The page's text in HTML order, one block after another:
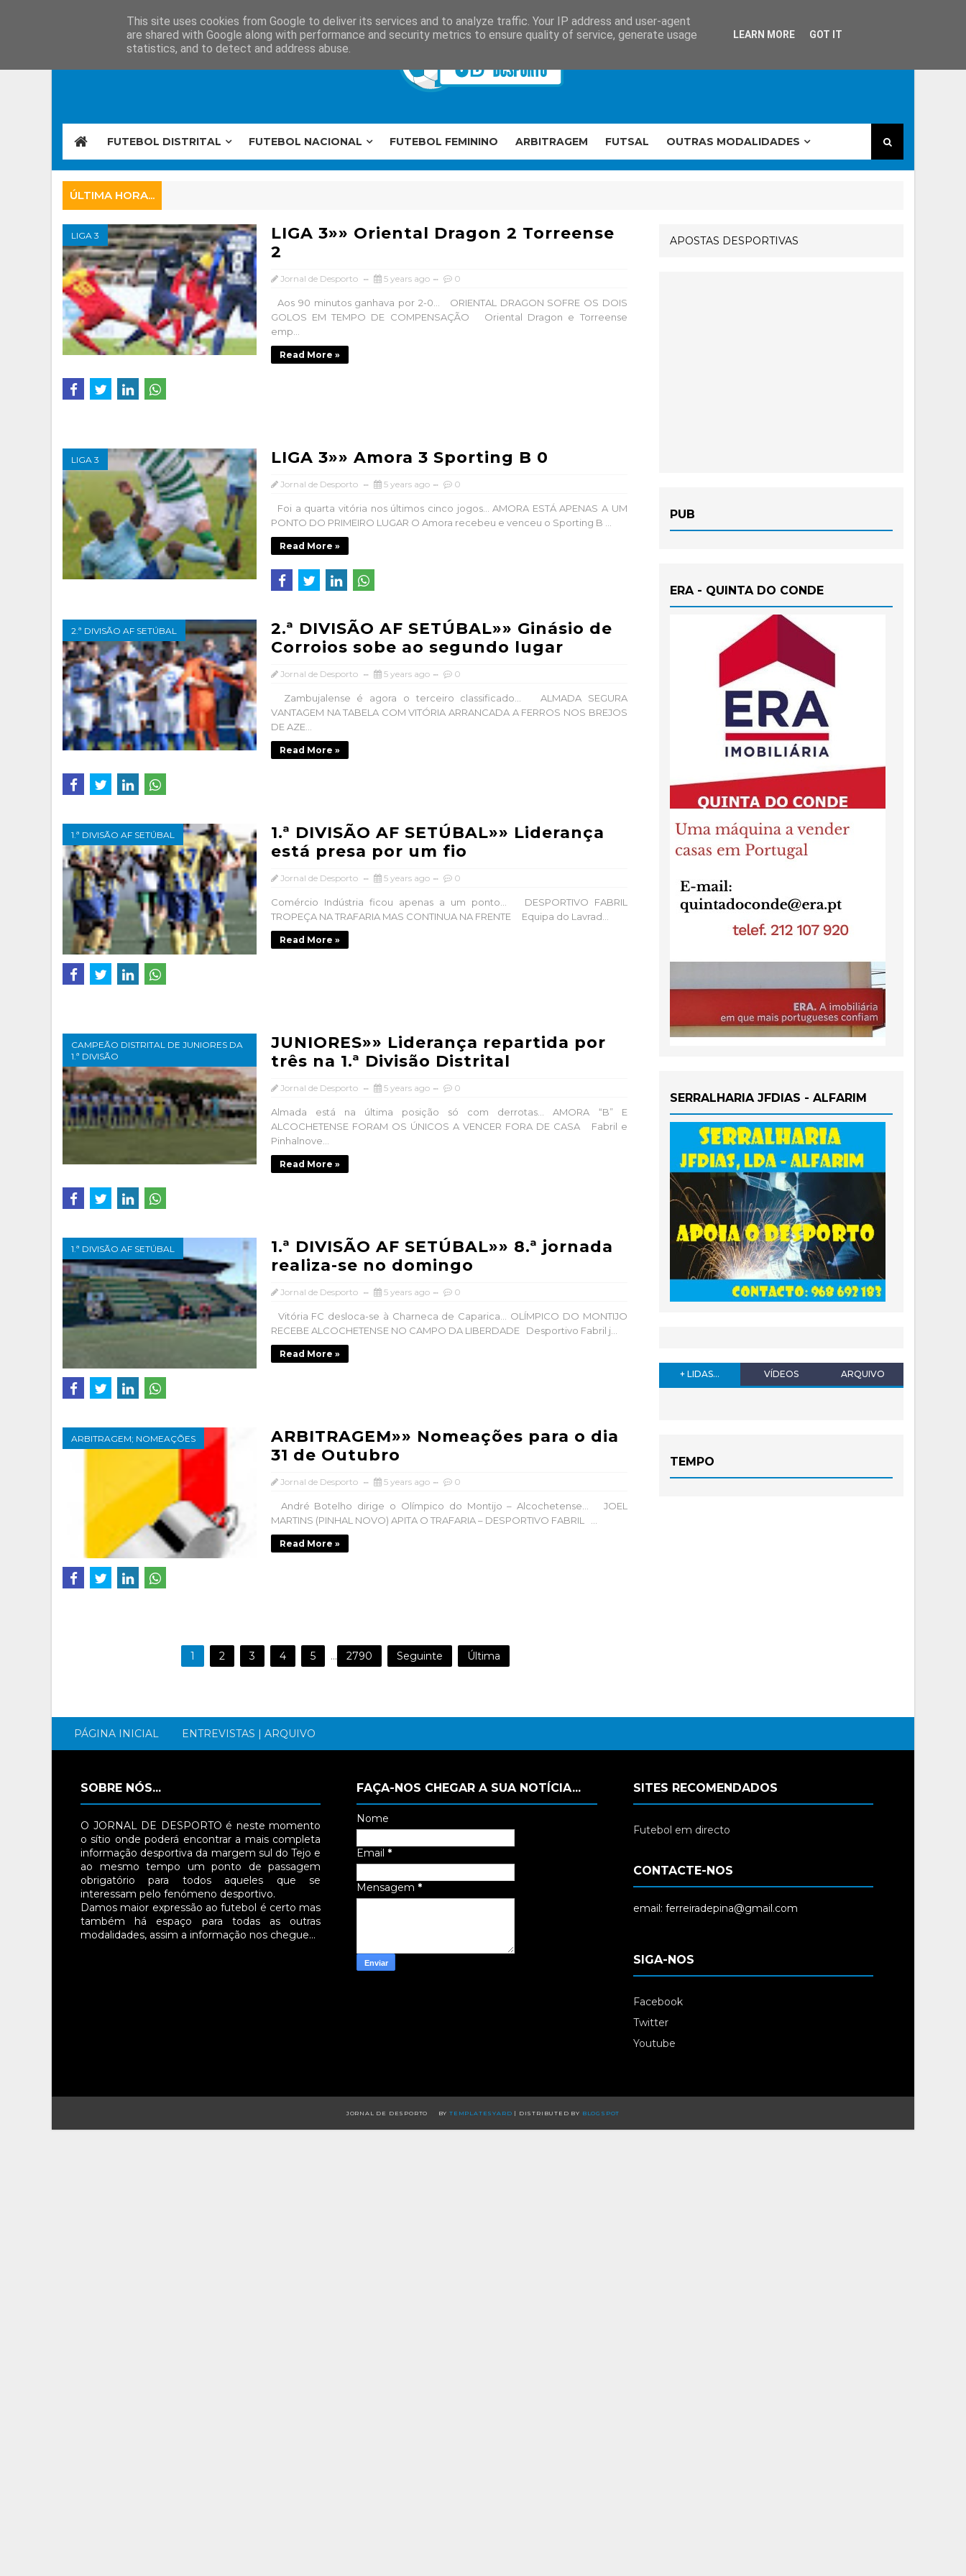
FUTEBOL DISTRITAL FUTEBOL NACIONAL FUTEBOL FEMININO ARBITRAGEM FUTSAL OUTRAS MODALIDADES
ÚLTIMA HORA...
LIGA 3
LIGA 3»» Oriental Dragon 2 Torreense
2
Jornal de Desporto 5 years ago 0
Aos 90 minutos ganhava por 2-0… ORIENTAL DRAGON SOFRE OS DOIS
GOLOS EM TEMPO DE COMPENSAÇÃO Oriental Dragon e Torreense
emp...
Read More »
LIGA 3 LIGA 3»» Amora 3 Sporting B 0
Jornal de Desporto 5 years ago 0
Foi a quarta vitória nos últimos cinco jogos… AMORA ESTÁ APENAS A UM
PONTO DO PRIMEIRO LUGAR O Amora recebeu e venceu o Sporting B ...
Read More »
2.ª DIVISÃO AF SETÚBAL
2.ª DIVISÃO AF SETÚBAL»» Ginásio de
Corroios sobe ao segundo lugar
Jornal de Desporto 5 years ago 0
Zambujalense é agora o terceiro classificado… ALMADA SEGURA
VANTAGEM NA TABELA COM VITÓRIA ARRANCADA A FERROS NOS BREJOS
DE AZE...
Read More »
1.ª DIVISÃO AF SETÚBAL
1.ª DIVISÃO AF SETÚBAL»» Liderança
está presa por um fio
Jornal de Desporto 5 years ago 0
Comércio Indústria ficou apenas a um ponto… DESPORTIVO FABRIL
TROPEÇA NA TRAFARIA MAS CONTINUA NA FRENTE Equipa do Lavrad...
Read More »
CAMPEÃO DISTRITAL DE JUNIORES DA
1.ª DIVISÃO
JUNIORES»» Liderança repartida por
três na 1.ª Divisão Distrital
Jornal de Desporto 5 years ago 0
Almada está na última posição só com derrotas… AMORA “B” E
ALCOCHETENSE FORAM OS ÚNICOS A VENCER FORA DE CASA Fabril e
Pinhalnove...
Read More »
1.ª DIVISÃO AF SETÚBAL
1.ª DIVISÃO AF SETÚBAL»» 8.ª jornada
realiza-se no domingo
Jornal de Desporto 5 years ago 0
Vitória FC desloca-se à Charneca de Caparica… OLÍMPICO DO MONTIJO
RECEBE ALCOCHETENSE NO CAMPO DA LIBERDADE Desportivo Fabril j...
Read More »
ARBITRAGEM; NOMEAÇÕES
ARBITRAGEM»» Nomeações para o dia
31 de Outubro
Jornal de Desporto 5 years ago 0
André Botelho dirige o Olímpico do Montijo – Alcochetense… JOEL
MARTINS (PINHAL NOVO) APITA O TRAFARIA – DESPORTIVO FABRIL ...
Read More »
1 2 3 4 5 ... 2790 Seguinte Última
APOSTAS DESPORTIVAS
PUB
ERA - QUINTA DO CONDE
SERRALHARIA JFDIAS - ALFARIM
+ LIDAS... VÍDEOS ARQUIVO
TEMPO
PÁGINA INICIAL ENTREVISTAS | ARQUIVO
SOBRE NÓS...
O JORNAL DE DESPORTO é neste momento
o sítio onde poderá encontrar a mais completa
informação desportiva da margem sul do Tejo e
ao mesmo tempo um ponto de passagem
obrigatório para todos aqueles que se
interessam pelo fenómeno desportivo.
Damos maior expressão ao futebol é certo mas
também há espaço para todas as outras
modalidades, assim a informação nos chegue…
FAÇA-NOS CHEGAR A SUA NOTÍCIA...
Nome
Email *
Mensagem *
SITES RECOMENDADOS
Futebol em directo
CONTACTE-NOS
email: ferreiradepina@gmail.com
SIGA-NOS
Facebook
Twitter
Youtube
JORNAL DE DESPORTO BY TEMPLATESYARD | DISTRIBUTED BY BLOGSPOT
This site uses cookies from Google to deliver its services and to analyze traffic. Your IP address and user-agent
are shared with Google along with performance and security metrics to ensure quality of service, generate usage
statistics, and to detect and address abuse.
LEARN MORE GOT IT